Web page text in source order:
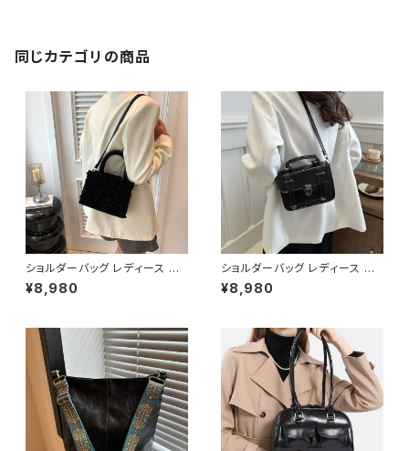
バッグ 大きめ ブラック アイボリ
ー バッグ 大学生 リュック 高校
性 男の子 女の子 A4 オフィス
カレッジコーデ カジュアル デイ
リー お出かけ K-B0172
同じカテゴリの商品
ショルダーバッグ レディース ミ
ニバッグ 2WAYバッグ フリンジ
デザインバッグ 韓国風バッグ お
¥8,980
ショルダーバッグ レディース ミ
ニバッグ 2WAYバッグ ハンドバ
ッグ 斜めがけバッグ レトロバッ
¥8,980